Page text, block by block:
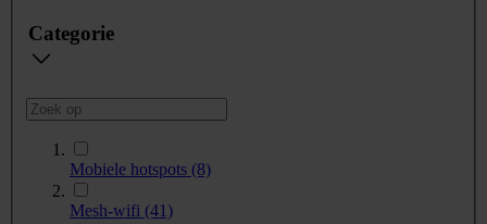
Categorie
Mobiele hotspots (8)
Mesh-wifi (41)